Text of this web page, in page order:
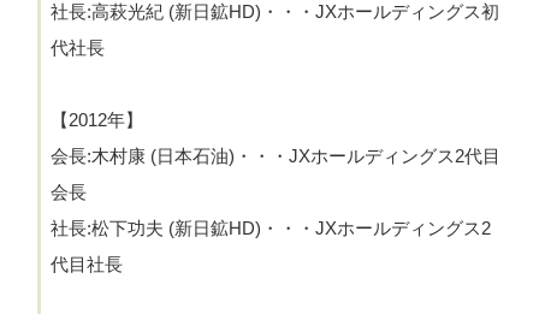
社長:高萩光紀 (新日鉱HD)・・・JXホールディングス初
代社長
【2012年】
会長:木村康 (日本石油)・・・JXホールディングス2代目
会長
社長:松下功夫 (新日鉱HD)・・・JXホールディングス2
代目社長